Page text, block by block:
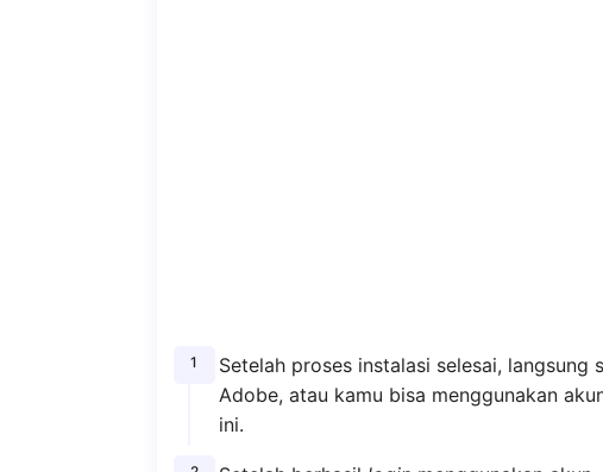
Setelah proses instalasi selesai,
Adobe, atau kamu bisa menggunakan
ini.